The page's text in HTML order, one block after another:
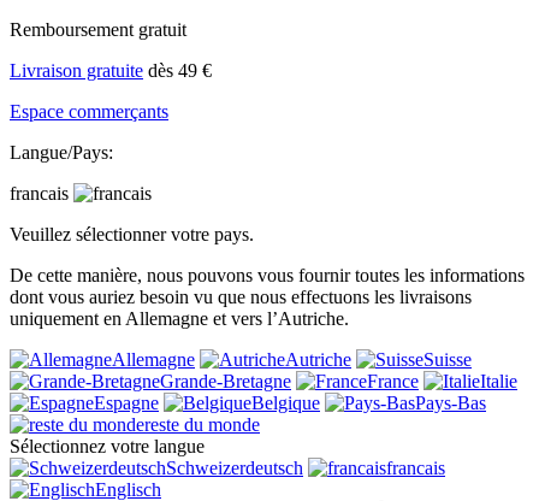
Remboursement gratuit
Livraison gratuite dès 49 €
Espace commerçants
Langue/Pays:
francais
Veuillez sélectionner votre pays.
De cette manière, nous pouvons vous fournir toutes les informations
dont vous auriez besoin vu que nous effectuons les livraisons
uniquement en Allemagne et vers l’Autriche.
Allemagne
Autriche
Suisse
Grande-Bretagne
France
Italie
Espagne
Belgique
Pays-Bas
reste du monde
Sélectionnez votre langue
Schweizerdeutsch
francais
Englisch